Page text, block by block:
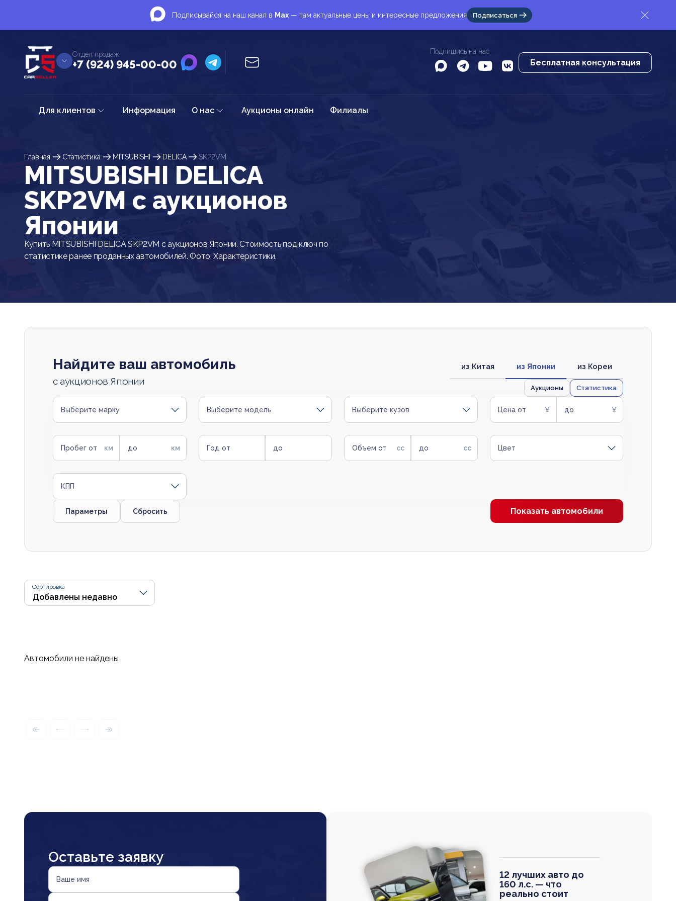
Подписывайся на наш канал в Max — там актуальные цены и интересные предложения Подписаться
Отдел продаж
+7 (924) 945-00-00
Подпишись на нас
Бесплатная консультация
Для клиентов Информация О нас Аукционы онлайн Филиалы
Главная Статистика MITSUBISHI DELICA SKP2VM
MITSUBISHI DELICA
SKP2VM c аукционов
Японии
Купить MITSUBISHI DELICA SKP2VM с аукционов Японии. Стоимость под ключ по
статистике ранее проданных автомобилей. Фото. Характеристики.
Найдите ваш автомобиль
с аукционов Японии
из Китая из Японии из Кореи
Аукционы Статистика
Выберите марку Выберите модель Выберите кузов Цена от до
Пробег от до Год от до Объем от до Цвет
КПП
Параметры Сбросить Показать автомобили
Сортировка
Автомобили не найдены
Оставьте заявку
Ваше имя
12 лучших авто до
160 л.с. — что
реально стоит